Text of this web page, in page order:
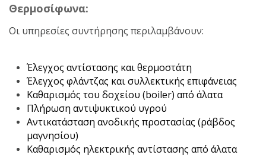
Θερμοσίφωνα:
Οι υπηρεσίες συντήρησης περιλαμβάνουν:
Έλεγχος αντίστασης και θερμοστάτη
Έλεγχος φλάντζας και συλλεκτικής επιφάνειας
Καθαρισμός του δοχείου (boiler) από άλατα
Πλήρωση αντιψυκτικού υγρού
Αντικατάσταση ανοδικής προστασίας (ράβδος
μαγνησίου)
Καθαρισμός ηλεκτρικής αντίστασης από άλατα